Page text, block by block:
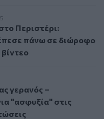
Περιστέρι: Γερανοφόρο
Περιστέρι:
πάνω σε διώροφο
βίντεο
γερανός – "Καμπανάκι"
γερανός –
"ασφυξία" στις